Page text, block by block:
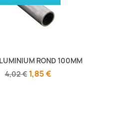
ROND 100MM
4,02 € 1,85 €